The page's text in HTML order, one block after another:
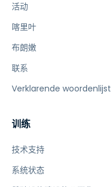
活动
喀里叶
布朗嫩
联系
Verklarende woordenlijst
训练
技术支持
系统状态